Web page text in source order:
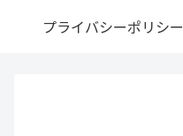
プライバシーポリシー